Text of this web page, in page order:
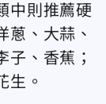
中則推薦硬
蔥、大蒜、
子、香蕉；
生。